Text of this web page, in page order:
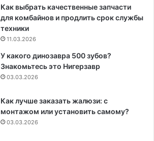
Как выбрать качественные запчасти
для комбайнов и продлить срок службы
техники
11.03.2026
У какого динозавра 500 зубов?
Знакомьтесь это Нигерзавр
03.03.2026
Как лучше заказать жалюзи: с
монтажом или установить самому?
03.03.2026